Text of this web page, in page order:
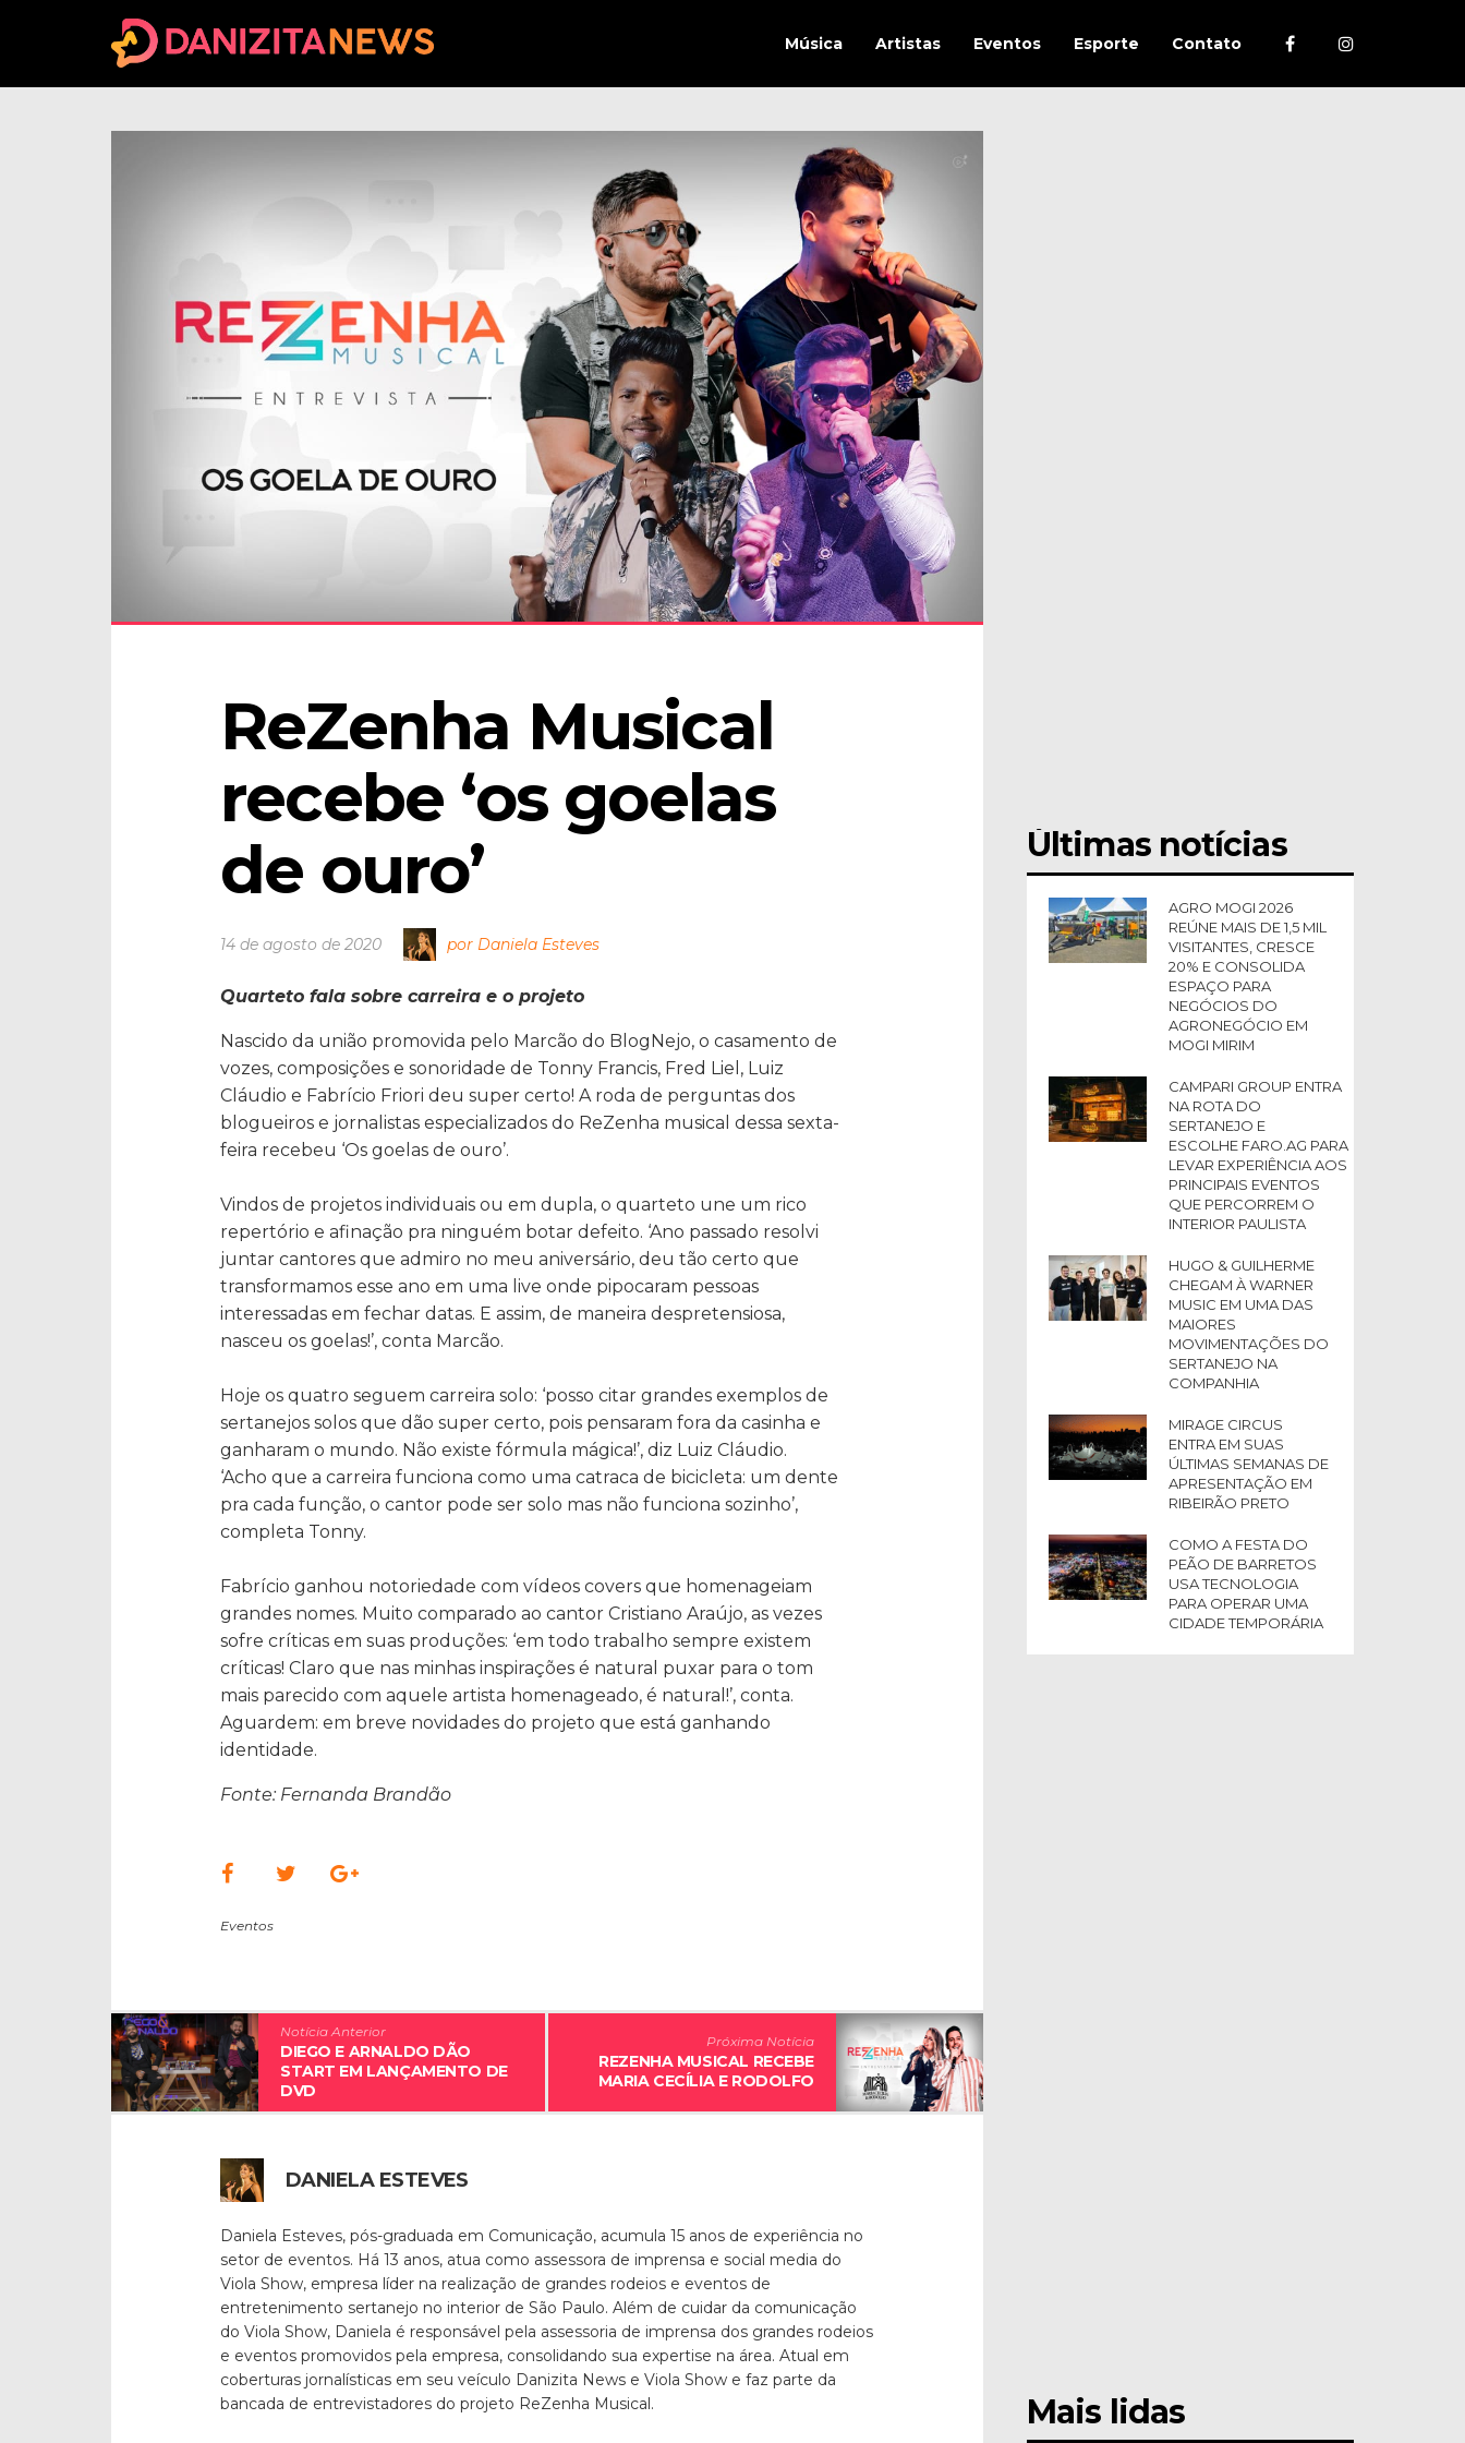
Música Artistas Eventos Esporte Contato
ReZenha Musical
recebe ‘os goelas
de ouro’
14 de agosto de 2020 por Daniela Esteves
Quarteto fala sobre carreira e o projeto
Nascido da união promovida pelo Marcão do BlogNejo, o casamento de
vozes, composições e sonoridade de Tonny Francis, Fred Liel, Luiz
Cláudio e Fabrício Friori deu super certo! A roda de perguntas dos
blogueiros e jornalistas especializados do ReZenha musical dessa sexta-
feira recebeu ‘Os goelas de ouro’.
Vindos de projetos individuais ou em dupla, o quarteto une um rico
repertório e afinação pra ninguém botar defeito. ‘Ano passado resolvi
juntar cantores que admiro no meu aniversário, deu tão certo que
transformamos esse ano em uma live onde pipocaram pessoas
interessadas em fechar datas. E assim, de maneira despretensiosa,
nasceu os goelas!’, conta Marcão.
Hoje os quatro seguem carreira solo: ‘posso citar grandes exemplos de
sertanejos solos que dão super certo, pois pensaram fora da casinha e
ganharam o mundo. Não existe fórmula mágica!’, diz Luiz Cláudio.
‘Acho que a carreira funciona como uma catraca de bicicleta: um dente
pra cada função, o cantor pode ser solo mas não funciona sozinho’,
completa Tonny.
Fabrício ganhou notoriedade com vídeos covers que homenageiam
grandes nomes. Muito comparado ao cantor Cristiano Araújo, as vezes
sofre críticas em suas produções: ‘em todo trabalho sempre existem
críticas! Claro que nas minhas inspirações é natural puxar para o tom
mais parecido com aquele artista homenageado, é natural!’, conta.
Aguardem: em breve novidades do projeto que está ganhando
identidade.
Fonte: Fernanda Brandão
Eventos
Notícia Anterior
DIEGO E ARNALDO DÃO
START EM LANÇAMENTO DE
DVD
Próxima Notícia
REZENHA MUSICAL RECEBE
MARIA CECÍLIA E RODOLFO
DANIELA ESTEVES
Daniela Esteves, pós-graduada em Comunicação, acumula 15 anos de experiência no
setor de eventos. Há 13 anos, atua como assessora de imprensa e social media do
Viola Show, empresa líder na realização de grandes rodeios e eventos de
entretenimento sertanejo no interior de São Paulo. Além de cuidar da comunicação
do Viola Show, Daniela é responsável pela assessoria de imprensa dos grandes rodeios
e eventos promovidos pela empresa, consolidando sua expertise na área. Atual em
coberturas jornalísticas em seu veículo Danizita News e Viola Show e faz parte da
bancada de entrevistadores do projeto ReZenha Musical.
Últimas notícias
AGRO MOGI 2026
REÚNE MAIS DE 1,5 MIL
VISITANTES, CRESCE
20% E CONSOLIDA
ESPAÇO PARA
NEGÓCIOS DO
AGRONEGÓCIO EM
MOGI MIRIM
CAMPARI GROUP ENTRA
NA ROTA DO
SERTANEJO E
ESCOLHE FARO.AG PARA
LEVAR EXPERIÊNCIA AOS
PRINCIPAIS EVENTOS
QUE PERCORREM O
INTERIOR PAULISTA
HUGO & GUILHERME
CHEGAM À WARNER
MUSIC EM UMA DAS
MAIORES
MOVIMENTAÇÕES DO
SERTANEJO NA
COMPANHIA
MIRAGE CIRCUS
ENTRA EM SUAS
ÚLTIMAS SEMANAS DE
APRESENTAÇÃO EM
RIBEIRÃO PRETO
COMO A FESTA DO
PEÃO DE BARRETOS
USA TECNOLOGIA
PARA OPERAR UMA
CIDADE TEMPORÁRIA
Mais lidas